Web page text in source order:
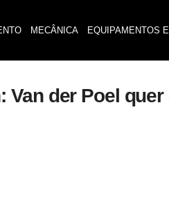
MECÂNICA EQUIPAMENTOS
der Poel quer